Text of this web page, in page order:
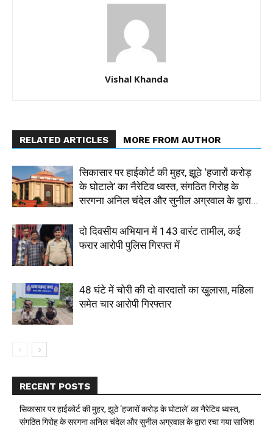
Vishal Khanda
RELATED ARTICLES MORE FROM AUTHOR
सिकासार पर हाईकोर्ट की मुहर, झूठे ‘हजारों करोड़
के घोटाले’ का नैरेटिव ध्वस्त, संगठित गिरोह के
सरगना अनिल चंदेल और सुनील अग्रवाल के द्वारा...
दो दिवसीय अभियान में 143 वारंट तामील, कई
फरार आरोपी पुलिस गिरफ्त में
48 घंटे में चोरी की दो वारदातों का खुलासा, महिला
समेत चार आरोपी गिरफ्तार
RECENT POSTS
सिकासार पर हाईकोर्ट की मुहर, झूठे ‘हजारों करोड़ के घोटाले’ का नैरेटिव ध्वस्त,
संगठित गिरोह के सरगना अनिल चंदेल और सुनील अग्रवाल के द्वारा रचा गया साजिश